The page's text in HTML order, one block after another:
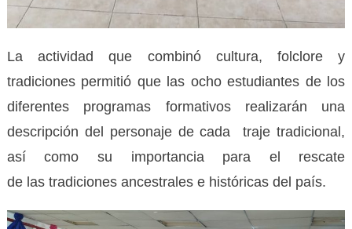
La actividad que combinó cultura, folclore y
tradiciones permitió que las ocho estudiantes de los
diferentes programas formativos realizarán una
descripción del personaje de cada traje tradicional,
así como su importancia para el rescate
de las tradiciones ancestrales e históricas del país.